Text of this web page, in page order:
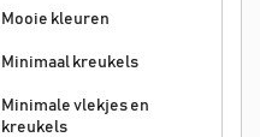
Mooie kleuren
Minimaal kreukels
Minimale vlekjes en
kreukels